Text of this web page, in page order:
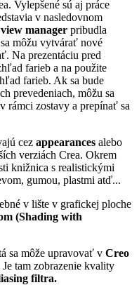
Vylepšené sú aj práce
v nasledovnom
view manager pribudla
môžu vytvárať nové
Na prezentáciu pred
farieb a na použite
farieb. Ak sa bude
prevedeniach, môžu sa
rámci zostavy a prepínať sa
cez appearances alebo
verziách Crea. Okrem
knižnica s realistickými
gumou, plastmi atď...
v lište v grafickej ploche
(Shading with
sa môže upravovať v Creo
Je tam zobrazenie kvality
filtra.